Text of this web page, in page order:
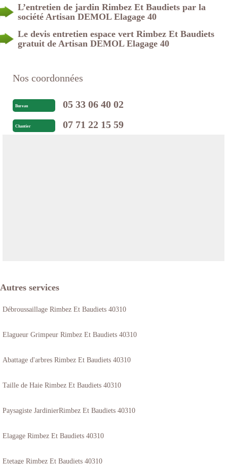
L’entretien de jardin Rimbez Et Baudiets par la
société Artisan DEMOL Elagage 40
Le devis entretien espace vert Rimbez Et Baudiets
gratuit de Artisan DEMOL Elagage 40
Nos coordonnées
Bureau 05 33 06 40 02
Chantier 07 71 22 15 59
Autres services
Débroussaillage Rimbez Et Baudiets 40310
Elagueur Grimpeur Rimbez Et Baudiets 40310
Abattage d'arbres Rimbez Et Baudiets 40310
Taille de Haie Rimbez Et Baudiets 40310
Paysagiste JardinierRimbez Et Baudiets 40310
Elagage Rimbez Et Baudiets 40310
Etetage Rimbez Et Baudiets 40310